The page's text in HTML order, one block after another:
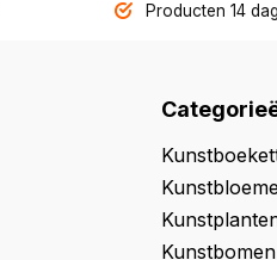
Producten 14
Kunstbomen